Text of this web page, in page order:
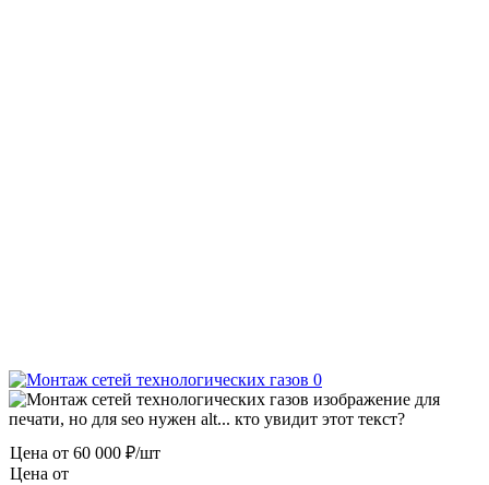
Цена от 60 000 ₽/шт
Цена от